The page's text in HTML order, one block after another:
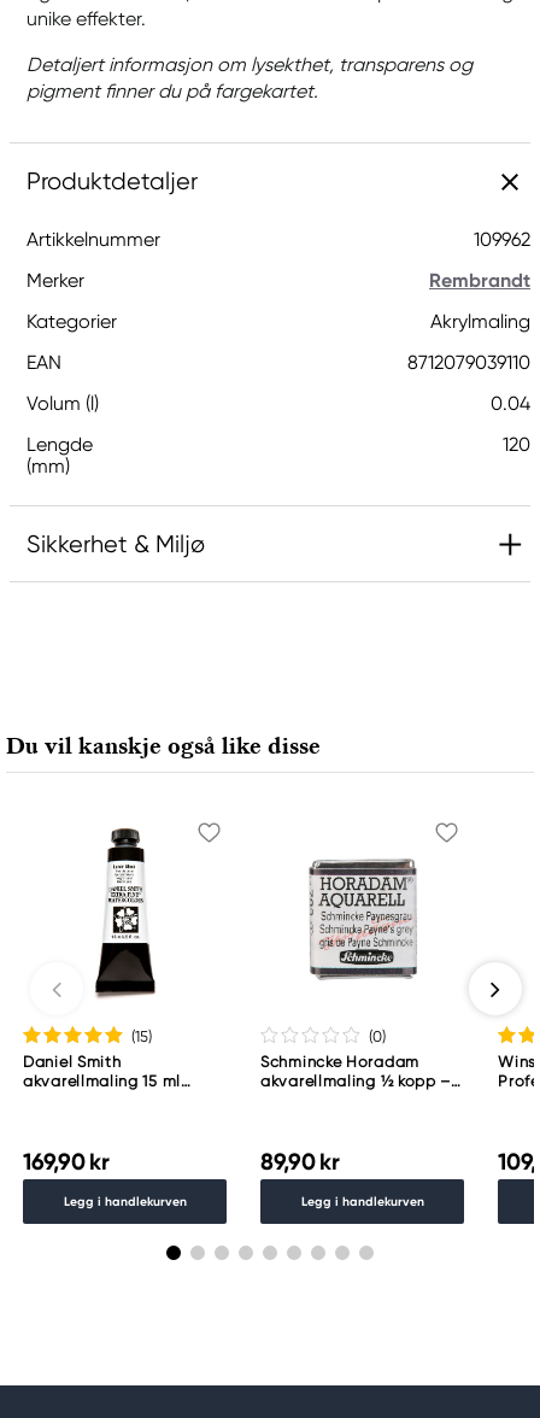
unike effekter.
Detaljert informasjon om lysekthet, transparens og
pigment finner du på fargekartet.
Produktdetaljer
Artikkelnummer
109962
Merker
Rembrandt
Kategorier
Akrylmaling
EAN
8712079039110
Volum (l)
0.04
Lengde
(mm)
120
Sikkerhet & Miljø
7311 PD Apeldoorn, Netherlands
info@royaltalens.com
Du vil kanskje også like disse
(15)
Daniel Smith
akvarellmaling 15 ml
169,90 kr
Legg i handlekurven
(0)
Schmincke Horadam
akvarellmaling ½ kopp –
89,90 kr
Legg i handlekurven